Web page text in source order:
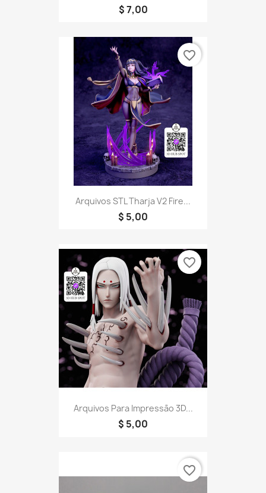
$ 7,00
Arquivos STL Tharja V2 Fire...
$ 5,00
favorite_border
Arquivos Para Impressão 3D...
$ 5,00
favorite_border
favorite_border